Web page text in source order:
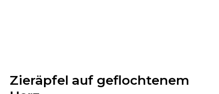
Zieräpfel auf geflochtenem